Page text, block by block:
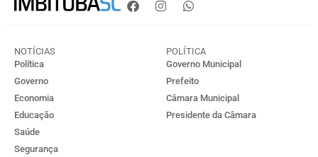
NOTÍCIAS
Política
Governo
Economia
Educação
Saúde
Segurança
POLÍTICA
Governo Municipal
Prefeito
Câmara Municipal
Presidente da Câmara